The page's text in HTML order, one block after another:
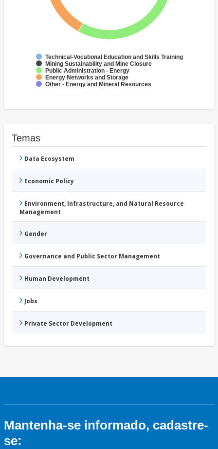
Technical-Vocational Education and Skills Training
Mining Sustainability and Mine Closure
Public Administration - Energy
Energy Networks and Storage
Other - Energy and Mineral Resources
Temas
Data Ecosystem
Economic Policy
Environment, Infrastructure, and Natural Resource
Management
Gender
Governance and Public Sector Management
Human Development
Jobs
Private Sector Development
Mantenha-se informado, cadastre-
se: